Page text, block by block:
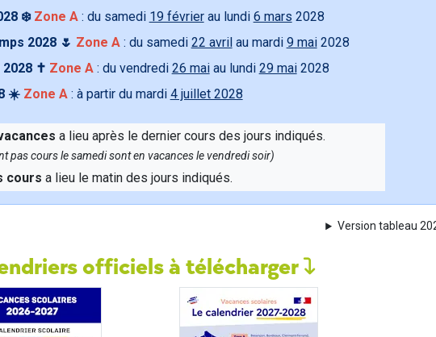
❄️ Zone A: du samedi 19 févrierau lundi 6 mars 2028
2028 🌷 Zone A: du samedi 22 avril au mardi 9 mai2028
2028 ✝️ Zone A: du vendredi 26 maiau lundi 29 mai2028
☀️ Zone A: à partir du mardi 4 juillet 2028
a lieu après le dernier cours des jours indiqués.
pas cours le samedi sont en vacances le vendredi soir)
cours a lieu le matin des jours indiqués.
Version tableau
officiels à télécharger